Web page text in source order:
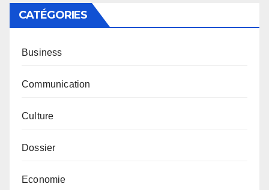
CATÉGORIES
Business
Communication
Culture
Dossier
Economie